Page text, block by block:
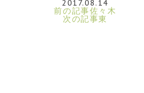
2017.08.14
前の記事佐々木
次の記事東